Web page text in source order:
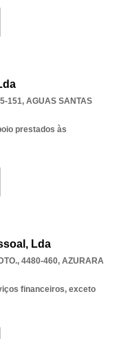
151, AGUAS SANTAS
prestados às
Lda
4480-460, AZURARA
financeiros, exceto